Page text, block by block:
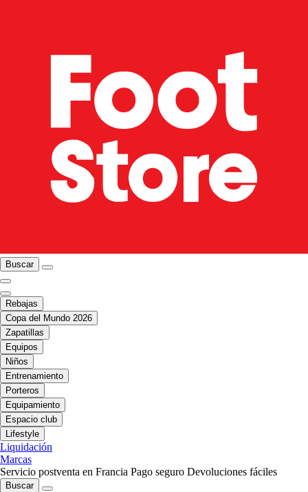
Buscar
Rebajas
Copa del Mundo 2026
Zapatillas
Equipos
Niños
Entrenamiento
Porteros
Equipamiento
Espacio club
Lifestyle
Liquidación
Marcas
Servicio postventa en Francia Pago seguro Devoluciones fáciles
Buscar